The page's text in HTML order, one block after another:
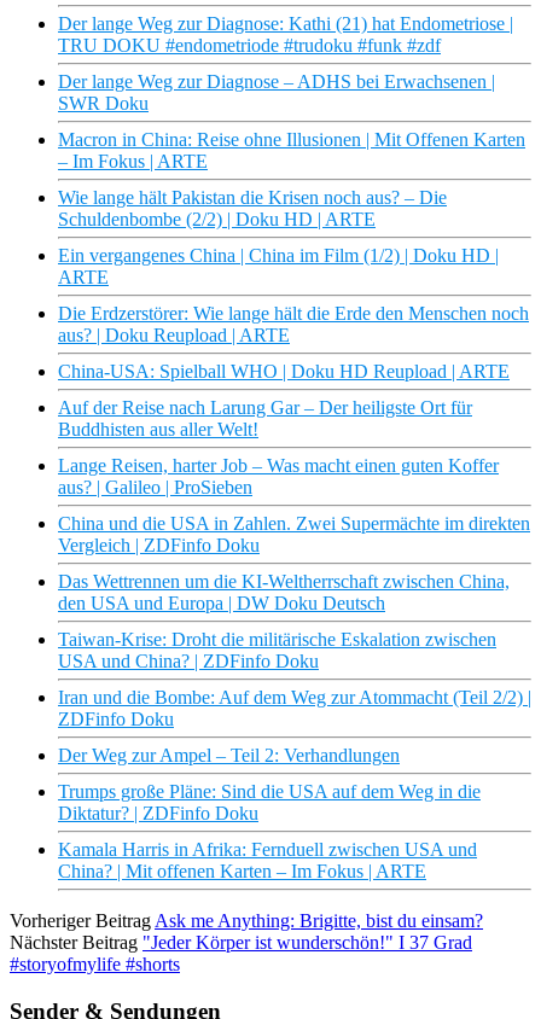
Der lange Weg zur Diagnose: Kathi (21) hat Endometriose |
TRU DOKU #endometriode #trudoku #funk #zdf
Der lange Weg zur Diagnose – ADHS bei Erwachsenen |
SWR Doku
Macron in China: Reise ohne Illusionen | Mit Offenen Karten
– Im Fokus | ARTE
Wie lange hält Pakistan die Krisen noch aus? – Die
Schuldenbombe (2/2) | Doku HD | ARTE
Ein vergangenes China | China im Film (1/2) | Doku HD |
ARTE
Die Erdzerstörer: Wie lange hält die Erde den Menschen noch
aus? | Doku Reupload | ARTE
China-USA: Spielball WHO | Doku HD Reupload | ARTE
Auf der Reise nach Larung Gar – Der heiligste Ort für
Buddhisten aus aller Welt!
Lange Reisen, harter Job – Was macht einen guten Koffer
aus? | Galileo | ProSieben
China und die USA in Zahlen. Zwei Supermächte im direkten
Vergleich | ZDFinfo Doku
Das Wettrennen um die KI-Weltherrschaft zwischen China,
den USA und Europa | DW Doku Deutsch
Taiwan-Krise: Droht die militärische Eskalation zwischen
USA und China? | ZDFinfo Doku
Iran und die Bombe: Auf dem Weg zur Atommacht (Teil 2/2) |
ZDFinfo Doku
Der Weg zur Ampel – Teil 2: Verhandlungen
Trumps große Pläne: Sind die USA auf dem Weg in die
Diktatur? | ZDFinfo Doku
Kamala Harris in Afrika: Fernduell zwischen USA und
China? | Mit offenen Karten – Im Fokus | ARTE
Vorheriger Beitrag Ask me Anything: Brigitte, bist du einsam?
Nächster Beitrag "Jeder Körper ist wunderschön!" I 37 Grad
#storyofmylife #shorts
Sender & Sendungen